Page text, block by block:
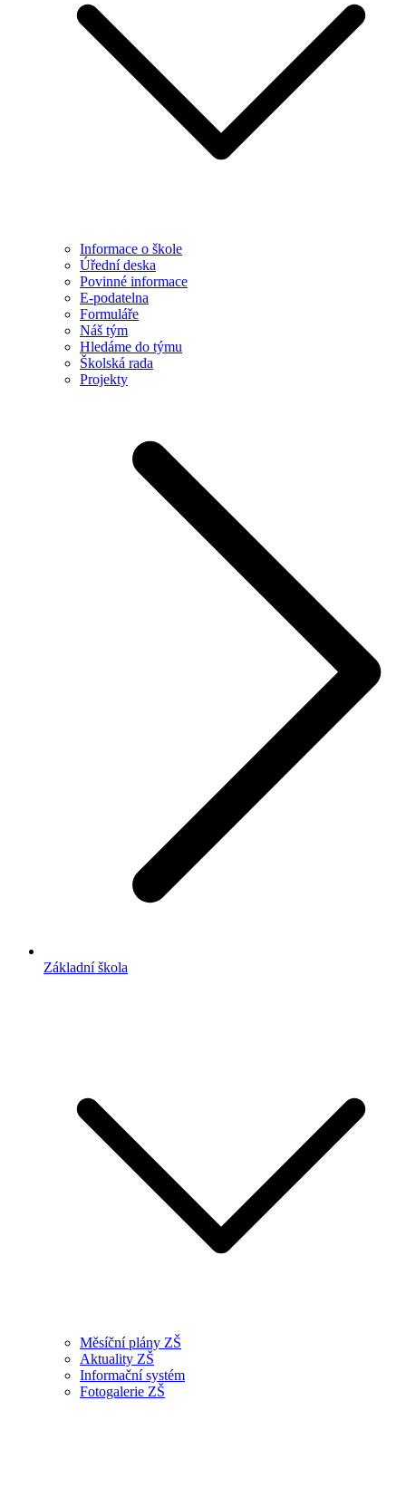
Informace o škole
Úřední deska
Povinné informace
E-podatelna
Formuláře
Náš tým
Hledáme do týmu
Školská rada
Projekty
Základní škola
Měsíční plány ZŠ
Aktuality ZŠ
Informační systém
Fotogalerie ZŠ